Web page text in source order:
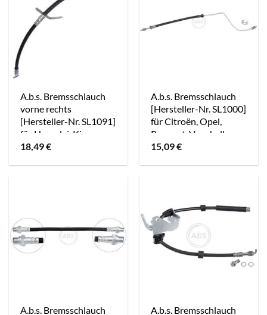
A.b.s. Bremsschlauch
vorne rechts
[Hersteller-Nr. SL1091]
für Hyundai, Kia
18,49€
A.b.s. Bremsschlauch
[Hersteller-Nr. SL1000]
für Citroën, Opel,
Peugeot, Vauxhall
15,09€
A.b.s. Bremsschlauch A.b.s. Bremsschlauch